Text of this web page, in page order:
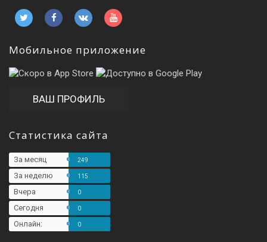
Мобильное приложение
ВАШ ПРОФИЛЬ
Статистика сайта
За месяц 249
За неделю 115
Вчера 0
Сегодня 0
Онлайн: 0